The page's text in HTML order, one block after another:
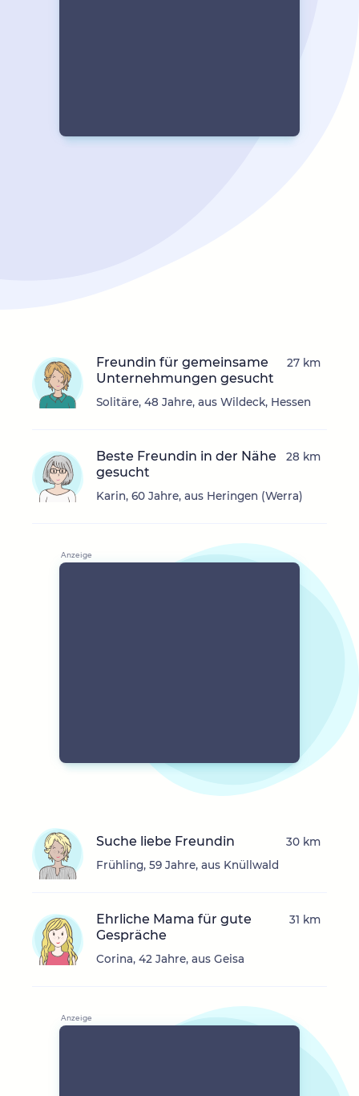
Freundin für gemeinsame
Unternehmungen gesucht
Solitäre, 48 Jahre, aus Wildeck, Hessen
27 km
Beste Freundin in der Nähe
gesucht
Karin, 60 Jahre, aus Heringen (Werra)
28 km
Suche liebe Freundin
Frühling, 59 Jahre, aus Knüllwald
30 km
Ehrliche Mama für gute
Gespräche
Corina, 42 Jahre, aus Geisa
31 km